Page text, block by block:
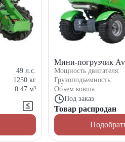
49 л.с.
1250 кг
0.47 м³
Мини-погрузчик
Мощность двигателя:
Грузоподъемность:
Объем ковша:
Под заказ
Товар распродан